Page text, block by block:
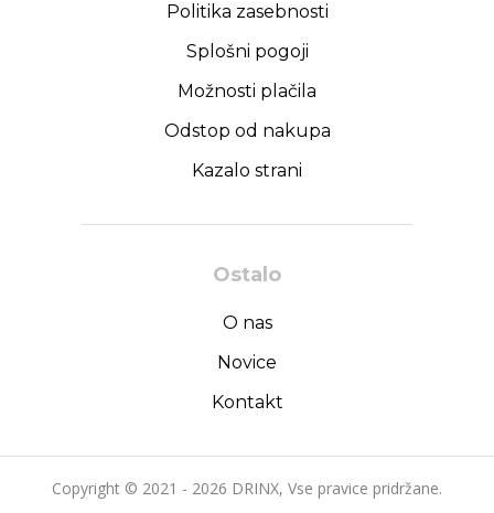
Politika zasebnosti
Splošni pogoji
Možnosti plačila
Odstop od nakupa
Kazalo strani
Ostalo
O nas
Novice
Kontakt
Copyright © 2021 - 2026 DRINX, Vse pravice pridržane.